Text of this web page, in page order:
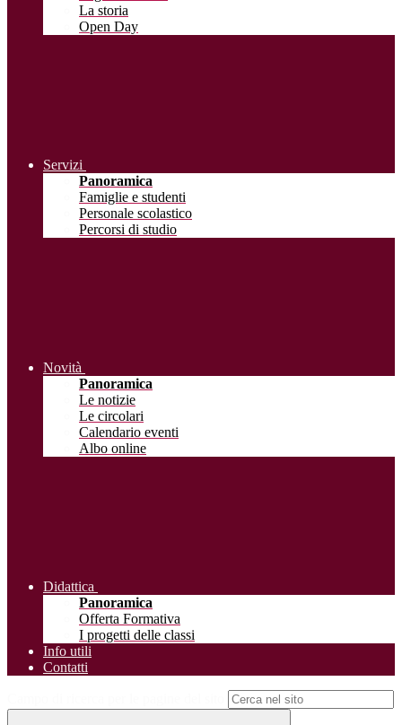
La storia
Open Day
Servizi
Panoramica
Famiglie e studenti
Personale scolastico
Percorsi di studio
Novità
Panoramica
Le notizie
Le circolari
Calendario eventi
Albo online
Didattica
Panoramica
Offerta Formativa
I progetti delle classi
Info utili
Contatti